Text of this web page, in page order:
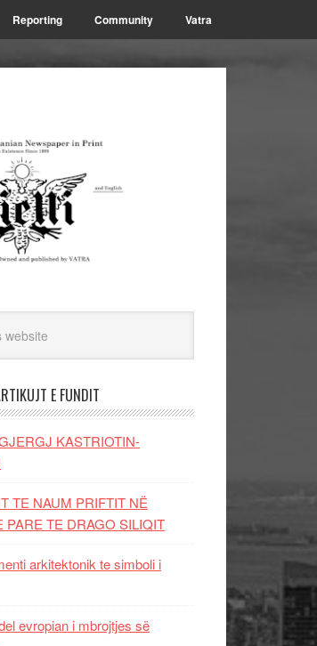
Reporting Community Vatra
E FUNDIT
KASTRIOTIN-
TE NAUM PRIFTIT NË
PARE TE DRAGO SILIQIT
arkitektonik te simboli i
evropian i mbrojtjes së